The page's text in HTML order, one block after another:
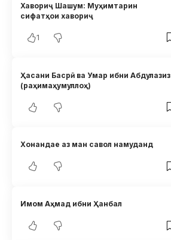
Хавориҷ Шашум: Муҳимтарин
сифатҳои хавориҷ
1
Ҳасани Басрӣ ва Умар ибни Абдулазиз
(раҳимаҳумуллоҳ)
Хонандае аз ман савол намуданд
Имом Аҳмад ибни Ҳанбал